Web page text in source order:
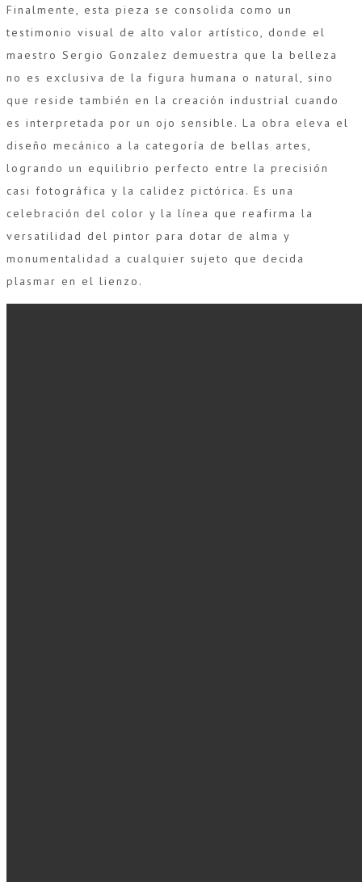
Finalmente, esta pieza se consolida como un
testimonio visual de alto valor artístico, donde el
maestro Sergio Gonzalez demuestra que la belleza
no es exclusiva de la figura humana o natural, sino
que reside también en la creación industrial cuando
es interpretada por un ojo sensible. La obra eleva el
diseño mecánico a la categoría de bellas artes,
logrando un equilibrio perfecto entre la precisión
casi fotográfica y la calidez pictórica. Es una
celebración del color y la línea que reafirma la
versatilidad del pintor para dotar de alma y
monumentalidad a cualquier sujeto que decida
plasmar en el lienzo.